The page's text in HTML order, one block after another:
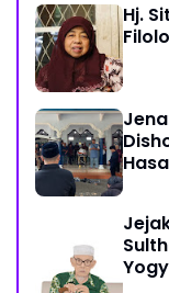
Hj.